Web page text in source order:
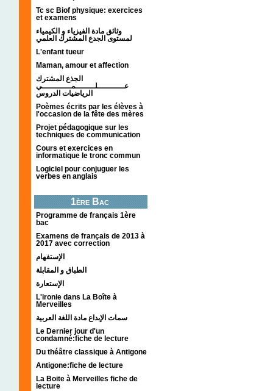
Tc sc Biof physique: exercices
et examens
وثائق مادة الفيزياء و الكيمياء
L'enfant tueur
Maman, amour et affection
الجذع المشترك
عـــــــــــلــــــــمــــــــــــي
الرياضيات الدروس
Poèmes écrits par les élèves à
l'occasion de la fête des mères
Projet pédagogique sur les
techniques de communication
Cours et exercices en
informatique le tronc commun
Logiciel pour conjuguer les
verbes en anglais
1ère Bac
Programme de français 1ère
bac
Examens de français de 2013 à
2017 avec correction
الإستفهام
الطباق و المقابلة
الإستعارة
L'ironie dans La Boîte à
Merveilles
سمات الإبداع مادة اللغة العربية
Le Dernier jour d'un
condamné:fiche de lecture
Du théâtre classique à Antigone
Antigone:fiche de lecture
La Boite à Merveilles fiche de
lecture